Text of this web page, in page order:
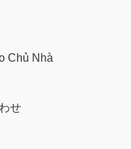
Chủ Nhà
せ